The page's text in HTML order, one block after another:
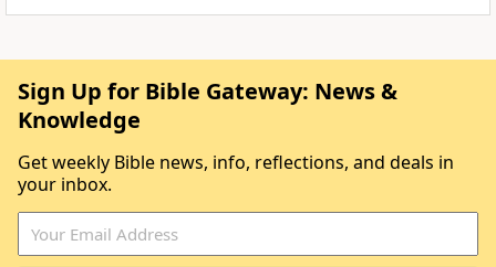
Sign Up for Bible Gateway: News &
Knowledge
Get weekly Bible news, info, reflections, and deals in
your inbox.